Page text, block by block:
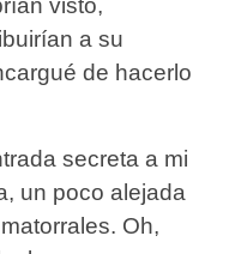
visto,
a su
de hacerlo
secreta a mi
un poco alejada
Oh,